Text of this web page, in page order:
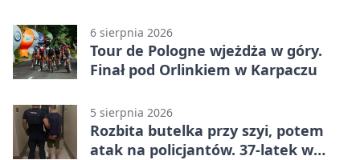
6 sierpnia 2026
Tour de Pologne wjeżdża w góry.
Finał pod Orlinkiem w Karpaczu
5 sierpnia 2026
Rozbita butelka przy szyi, potem
atak na policjantów. 37-latek w